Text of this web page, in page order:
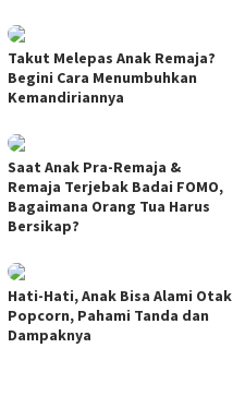
Takut Melepas Anak Remaja?
Begini Cara Menumbuhkan
Kemandiriannya
Saat Anak Pra-Remaja &
Remaja Terjebak Badai FOMO,
Bagaimana Orang Tua Harus
Bersikap?
Hati-Hati, Anak Bisa Alami Otak
Popcorn, Pahami Tanda dan
Dampaknya